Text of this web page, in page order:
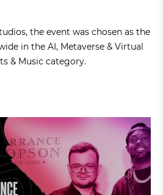
the event was chosen as the
in the AI, Metaverse & Virtual
& Music category.